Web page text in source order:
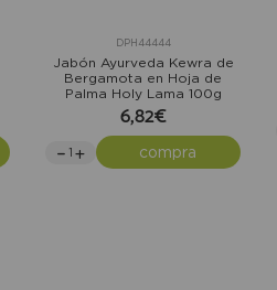
DPH44444
Jabón Ayurveda Kewra de
Bergamota en Hoja de
Palma Holy Lama 100g
6,82€
compra